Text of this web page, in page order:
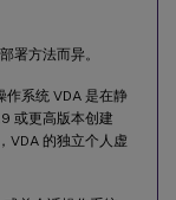
署方法而异。
系统 VDA 是在静
或更高版本创建
VDA 的独立个人虚